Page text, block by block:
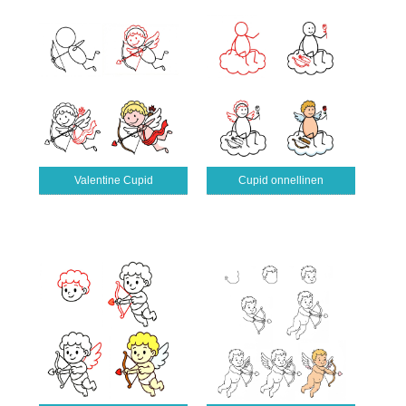
Valentine Cupid Cupid onnellinen